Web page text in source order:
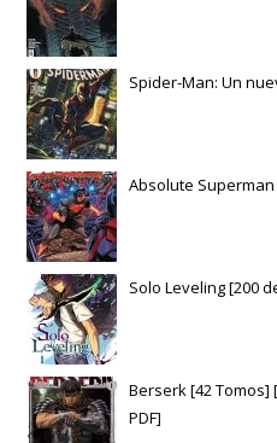
Spider-Man: Un
Absolute Superman
Solo Leveling [200
Berserk [42 Tomos]
PDF]